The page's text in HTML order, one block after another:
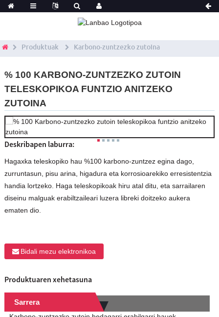
Produktuak Karbono-zuntzezko zutoina
% 100 KARBONO-ZUNTZEZKO ZUTOIN
TELESKOPIKOA FUNTZIO ANITZEKO
ZUTOINA
Deskribapen laburra:
Hagaxka teleskopiko hau %100 karbono-zuntzez egina dago,
zurruntasun, pisu arina, higadura eta korrosioarekiko erresistentzia
handia lortzeko. Haga teleskopikoak hiru atal ditu, eta sarrailaren
diseinu malguak erabiltzaileari luzera libreki doitzeko aukera
ematen dio.
Bidali mezu elektronikoa
Produktuaren xehetasuna
Sarrera